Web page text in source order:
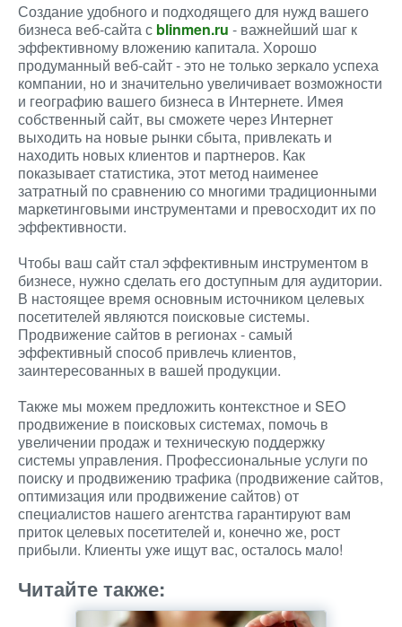
Создание удобного и подходящего для нужд вашего
бизнеса веб-сайта с blinmen.ru - важнейший шаг к
эффективному вложению капитала. Хорошо
продуманный веб-сайт - это не только зеркало успеха
компании, но и значительно увеличивает возможности
и географию вашего бизнеса в Интернете. Имея
собственный сайт, вы сможете через Интернет
выходить на новые рынки сбыта, привлекать и
находить новых клиентов и партнеров. Как
показывает статистика, этот метод наименее
затратный по сравнению со многими традиционными
маркетинговыми инструментами и превосходит их по
эффективности.
Чтобы ваш сайт стал эффективным инструментом в
бизнесе, нужно сделать его доступным для аудитории.
В настоящее время основным источником целевых
посетителей являются поисковые системы.
Продвижение сайтов в регионах - самый
эффективный способ привлечь клиентов,
заинтересованных в вашей продукции.
Также мы можем предложить контекстное и SEO
продвижение в поисковых системах, помочь в
увеличении продаж и техническую поддержку
системы управления. Профессиональные услуги по
поиску и продвижению трафика (продвижение сайтов,
оптимизация или продвижение сайтов) от
специалистов нашего агентства гарантируют вам
приток целевых посетителей и, конечно же, рост
прибыли. Клиенты уже ищут вас, осталось мало!
Читайте также: